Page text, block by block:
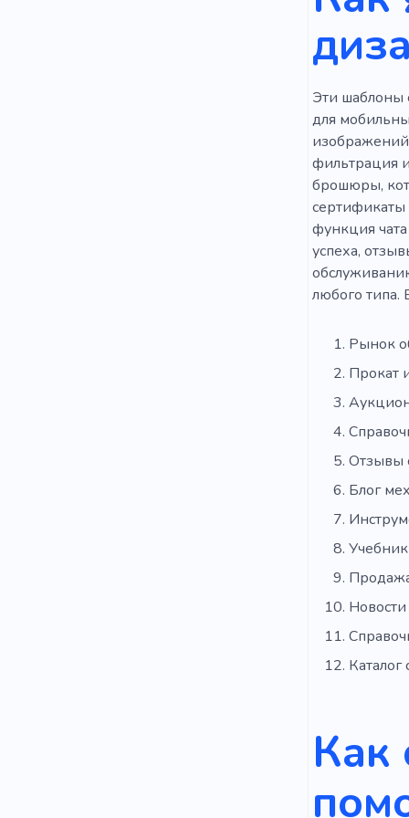
Эти шаблоны
для
фильтрация
брошюры,
функция
успеха,
любого типа.
Рынок
Прокат
Отзывы
Блог
Каталог
Как